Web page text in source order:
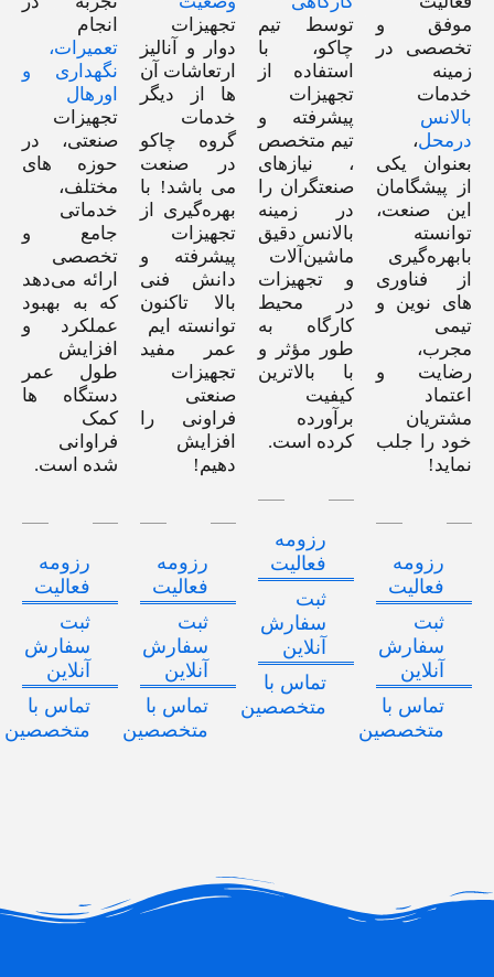
موفق و
تخصصی در
زمینه
خدمات
بالانس
درمحل،
بعنوان یکی
از پیشگامان
این صنعت،
توانسته
بابهره‌گیری
از فناوری
های نوین و
تیمی
مجرب،
رضایت و
اعتماد
مشتریان
خود را جلب
نماید!
رزومه
فعالیت
ثبت
سفارش
آنلاین
تماس با
متخصصین
توسط تیم
چاکو، با
استفاده از
تجهیزات
پیشرفته و
تیم متخصص
، نیازهای
صنعتگران را
در زمینه
بالانس دقیق
ماشین‌آلات
و تجهیزات
در محیط
کارگاه به
طور مؤثر و
با بالاترین
کیفیت
برآورده
کرده است.
رزومه
فعالیت
ثبت
سفارش
آنلاین
تماس با
متخصصین
تجهیزات
دوار و آنالیز
ارتعاشات آن
ها از دیگر
خدمات
گروه چاکو
در صنعت
می باشد! با
بهره‌گیری از
تجهیزات
پیشرفته و
دانش فنی
بالا تاکنون
توانسته ایم
عمر مفید
تجهیزات
صنعتی
فراونی را
افزایش
دهیم!
رزومه
فعالیت
ثبت
سفارش
آنلاین
تماس با
متخصصین
انجام
تعمیرات،
نگهداری و
اورهال
تجهیزات
صنعتی، در
حوزه های
مختلف،
خدماتی
جامع و
تخصصی
ارائه می‌دهد
که به بهبود
عملکرد و
افزایش
طول عمر
دستگاه ها
کمک
فراوانی
شده است.
رزومه
فعالیت
ثبت
سفارش
آنلاین
تماس با
متخصصین